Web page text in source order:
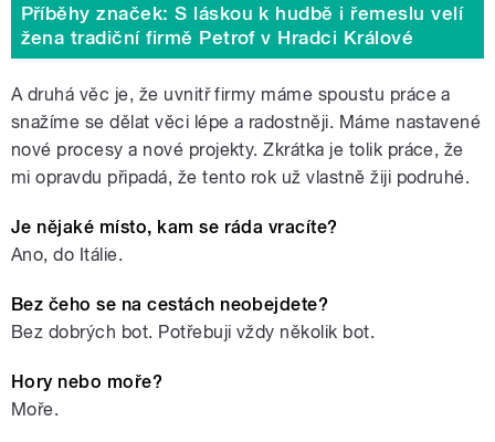
Příběhy značek: S láskou k hudbě i řemeslu velí
žena tradiční firmě Petrof v Hradci Králové
A druhá věc je, že uvnitř firmy máme spoustu práce a
snažíme se dělat věci lépe a radostněji. Máme nastavené
nové procesy a nové projekty. Zkrátka je tolik práce, že
mi opravdu připadá, že tento rok už vlastně žiji podruhé.
Je nějaké místo, kam se ráda vracíte?
Ano, do Itálie.
Bez čeho se na cestách neobejdete?
Bez dobrých bot. Potřebuji vždy několik bot.
Hory nebo moře?
Moře.